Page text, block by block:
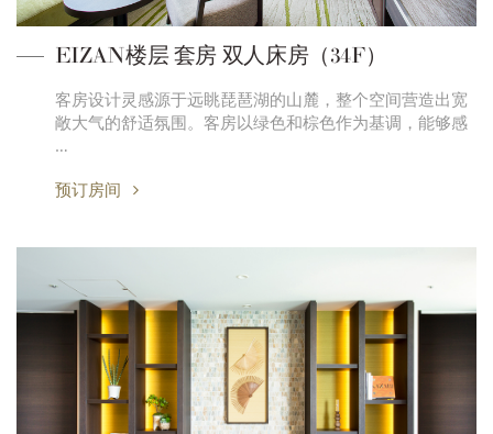
EIZAN楼层 套房 双人床房（34F）
客房设计灵感源于远眺琵琶湖的山麓，整个空间营造出宽
敞大气的舒适氛围。客房以绿色和棕色作为基调，能够感
…
预订房间